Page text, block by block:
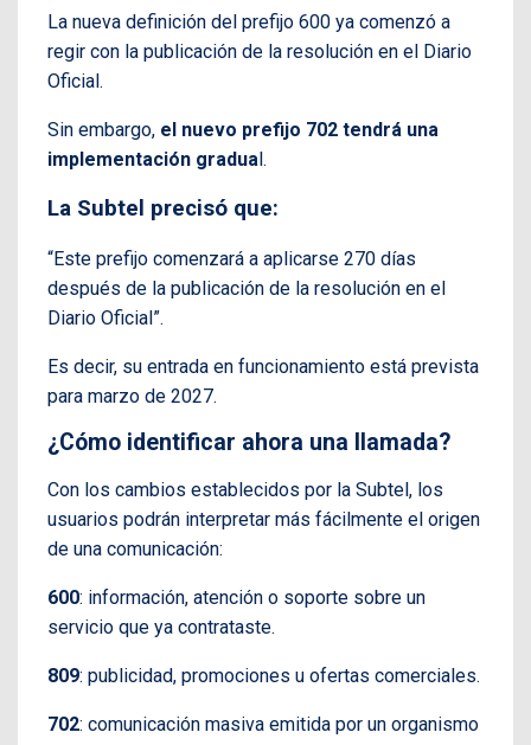
La nueva definición del prefijo 600 ya comenzó a
regir con la publicación de la resolución en el Diario
Oficial.
Sin embargo, el nuevo prefijo 702 tendrá una
implementación gradual.
La Subtel precisó que:
“Este prefijo comenzará a aplicarse 270 días
después de la publicación de la resolución en el
Diario Oficial”.
Es decir, su entrada en funcionamiento está prevista
para marzo de 2027.
¿Cómo identificar ahora una llamada?
Con los cambios establecidos por la Subtel, los
usuarios podrán interpretar más fácilmente el origen
de una comunicación:
600: información, atención o soporte sobre un
servicio que ya contrataste.
809: publicidad, promociones u ofertas comerciales.
702: comunicación masiva emitida por un organismo